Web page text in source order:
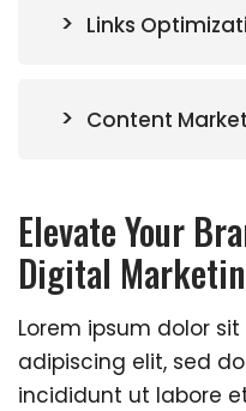
Links
Content
Elevate Your
Digital
Lorem ipsum dolor
adipiscing elit, sed
incididunt ut labore